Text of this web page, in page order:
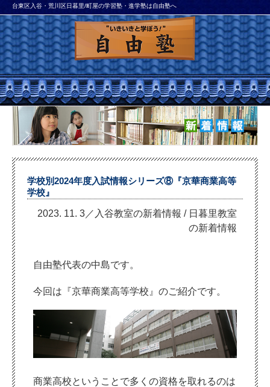
台東区入谷・荒川区日暮里/町屋の学習塾・進学塾は自由塾へ
学校別2024年度入試情報シリーズ⑧『京華商業高等
学校』
2023. 11. 3／入谷教室の新着情報 / 日暮里教室
の新着情報
自由塾代表の中島です。
今回は『京華商業高等学校』のご紹介です。
商業高校ということで多くの資格を取れるのは